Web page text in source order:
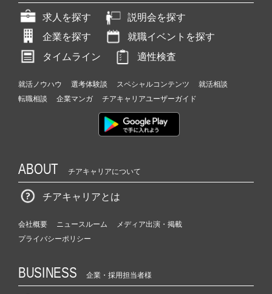
求人を探す
説明会を探す
企業を探す
就職イベントを探す
タイムライン
適性検査
就活ノウハウ 選考体験談 スペシャルコンテンツ
就活相談
転職相談
企業マンガ チアキャリアユーザーガイド
ABOUT チアキャリアについて
チアキャリアとは
会社概要 ニュースルーム
メディア出演・掲載
プライバシーポリシー
BUSINESS 企業・採用担当者様